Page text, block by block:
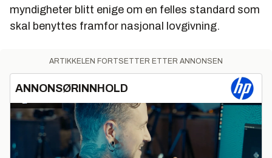
myndigheter blitt enige om en felles standard som
skal benyttes framfor nasjonal lovgivning.
ARTIKKELEN FORTSETTER ETTER ANNONSEN
ANNONSØRINNHOLD